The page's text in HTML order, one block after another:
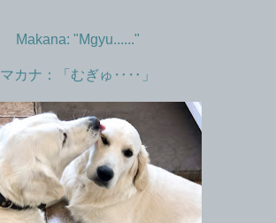
Makana: "Mgyu......"
マカナ：「むぎゅ‥‥」